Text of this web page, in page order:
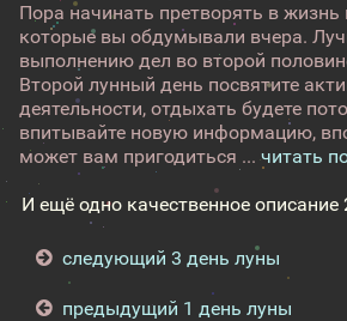
Пора начинать претворять в жизнь
которые вы обдумывали вчера.
выполнению дел во второй
Второй лунный день посвятите
деятельности, отдыхать будете
впитывайте новую информацию,
может вам пригодиться ...читать
И ещё одно качественное описание
следующий 3 день луны
предыдущий 1 день луны